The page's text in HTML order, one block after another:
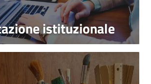
istituzionale